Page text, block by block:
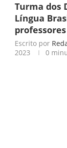
Turma dos
Língua
professores
Escrito por
2023
0